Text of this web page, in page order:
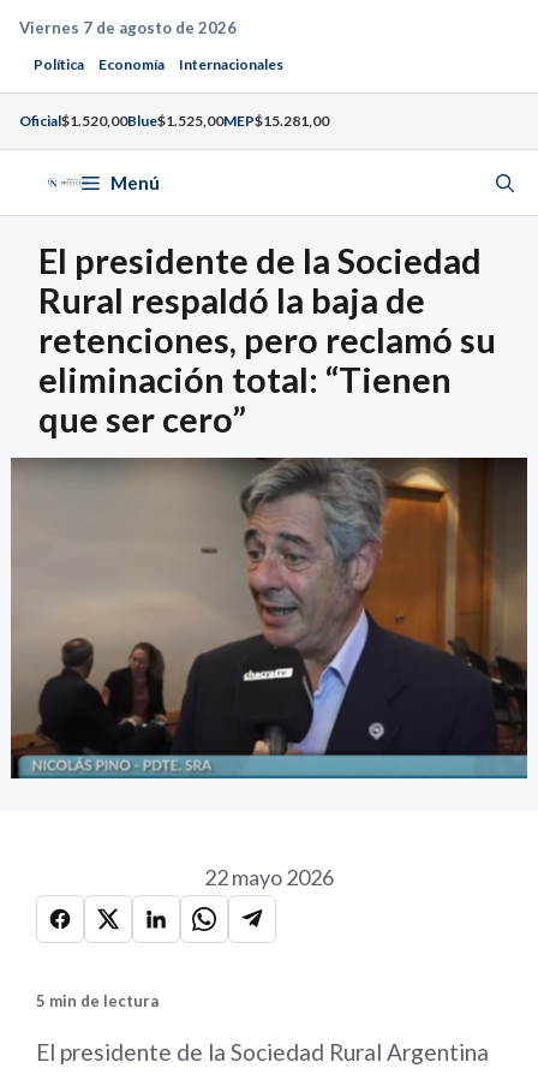
Saltar
contenido
Viernes 7 de agosto de 2026
Política Economía Internacionales
Oficial$1.520,00Blue$1.525,00MEP$15.281,00
Menú
El presidente de la Sociedad
Rural respaldó la baja de
retenciones, pero reclamó su
eliminación total: “Tienen
que ser cero”
22 mayo 2026
5 min de lectura
El presidente de la Sociedad Rural Argentina